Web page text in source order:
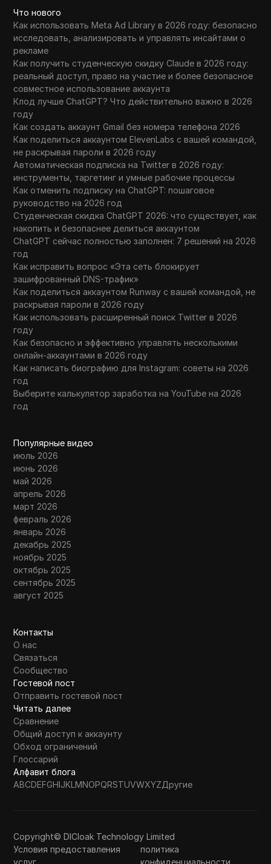
Что нового
Как использовать Meta Ad Library в 2026 году: безопасно
исследовать, анализировать и управлять инсайтами о
рекламе
Как получить студенческую скидку Claude в 2026 году:
реальный доступ, право на участие и более безопасное
совместное использование аккаунта
Клод лучше ChatGPT? Что действительно важно в 2026
году
Как создать аккаунт Gmail без номера телефона 2026
Как поделиться аккаунтом ElevenLabs с вашей командой,
не раскрывая пароли в 2026 году
Автоматическая подписка на Twitter в 2026 году:
инструменты, таргетинг и умные рабочие процессы
Как отменить подписку на ChatGPT: пошаговое
руководство на 2026 год
Студенческая скидка ChatGPT 2026: что существует, как
накопить и безопаснее делиться аккаунтом
ChatGPT сейчас полностью заполнен: 7 решений на 2026
год
Как исправить вопрос «Эта сеть блокирует
зашифрованный DNS-трафик»
Как поделиться аккаунтом Runway с вашей командой, не
раскрывая пароли в 2026 году
Как использовать расширенный поиск Twitter в 2026
году
Как безопасно и эффективно управлять несколькими
онлайн-аккаунтами в 2026 году
Как написать биографию для Instagram: советы на 2026
год
Выберите калькулятор заработка на YouTube на 2026
год
Популярные видео
июль 2026
июнь 2026
май 2026
апрель 2026
март 2026
февраль 2026
январь 2026
декабрь 2025
ноябрь 2025
октябрь 2025
сентябрь 2025
август 2025
Контакты
О нас
Связаться
Сообщество
Гостевой пост
Отправить гостевой пост
Читать далее
Сравнение
Общий доступ к аккаунту
Обход ограничений
Глоссарий
Алфавит блога
ABCDEFGHIJKLMNOPQRSTUVWXYZДругие
Copyright© DICloak Technology Limited
Условия предоставления
услуг
политика
конфиденциальности